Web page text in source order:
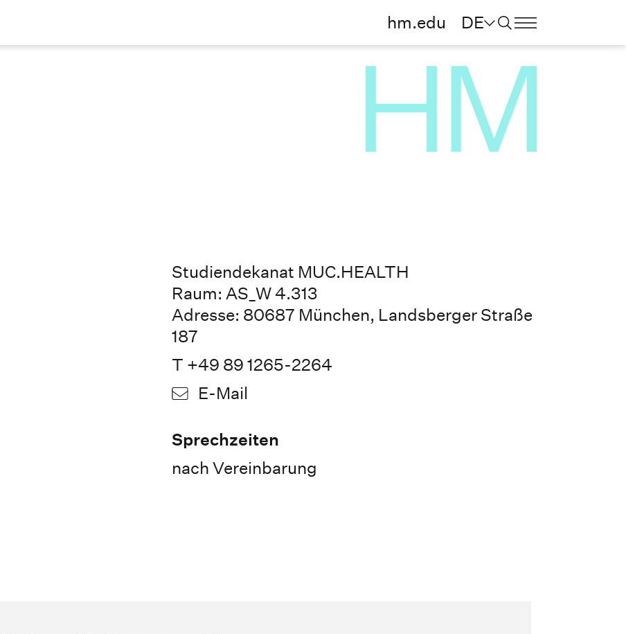
hm.edu DE
Studiendekanat MUC.HEALTH
Raum: AS_W 4.313
Adresse: 80687 München, Landsberger Straße
187
T +49 89 1265-2264
E-Mail
Sprechzeiten
nach Vereinbarung